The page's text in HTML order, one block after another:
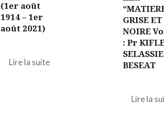
(1er août
1914 – 1er
août 2021)
Lire la suite
GRISE ET
NOIRE
: Pr
SELASSIE
BESEAT
Lire la